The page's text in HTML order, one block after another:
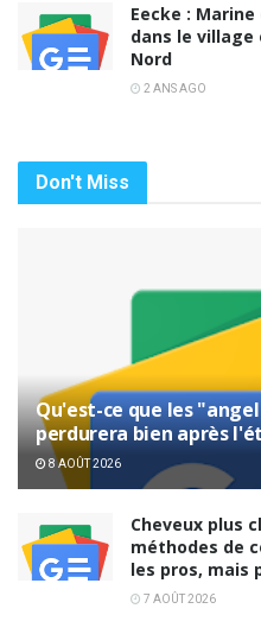
Eecke :
dans le village
Nord
2 ANS AGO
Don't Miss
Qu'est-ce que les
perdurera bien après
8 AOÛT 2026
Cheveux plus
méthodes de
les pros, mais
7 AOÛT 2026